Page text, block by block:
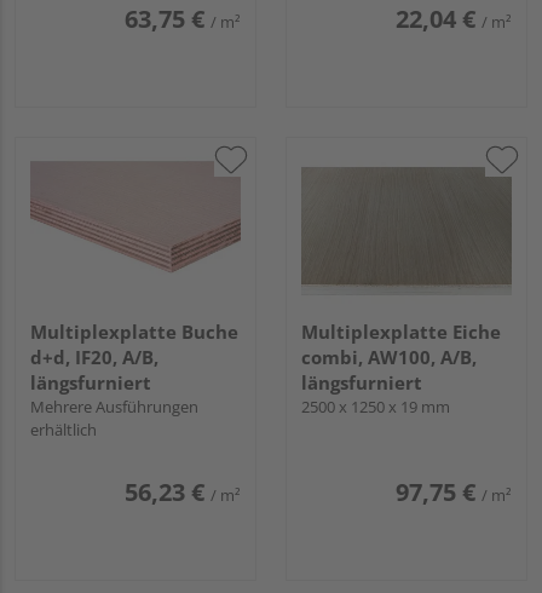
63,75 € / m² 22,04 € / m²
Multiplexplatte Buche
d+d, IF20, A/B,
längsfurniert
Mehrere Ausführungen
erhältlich
56,23 € / m²
Multiplexplatte Eiche
combi, AW100, A/B,
längsfurniert
2500 x 1250 x 19 mm
97,75 € / m²